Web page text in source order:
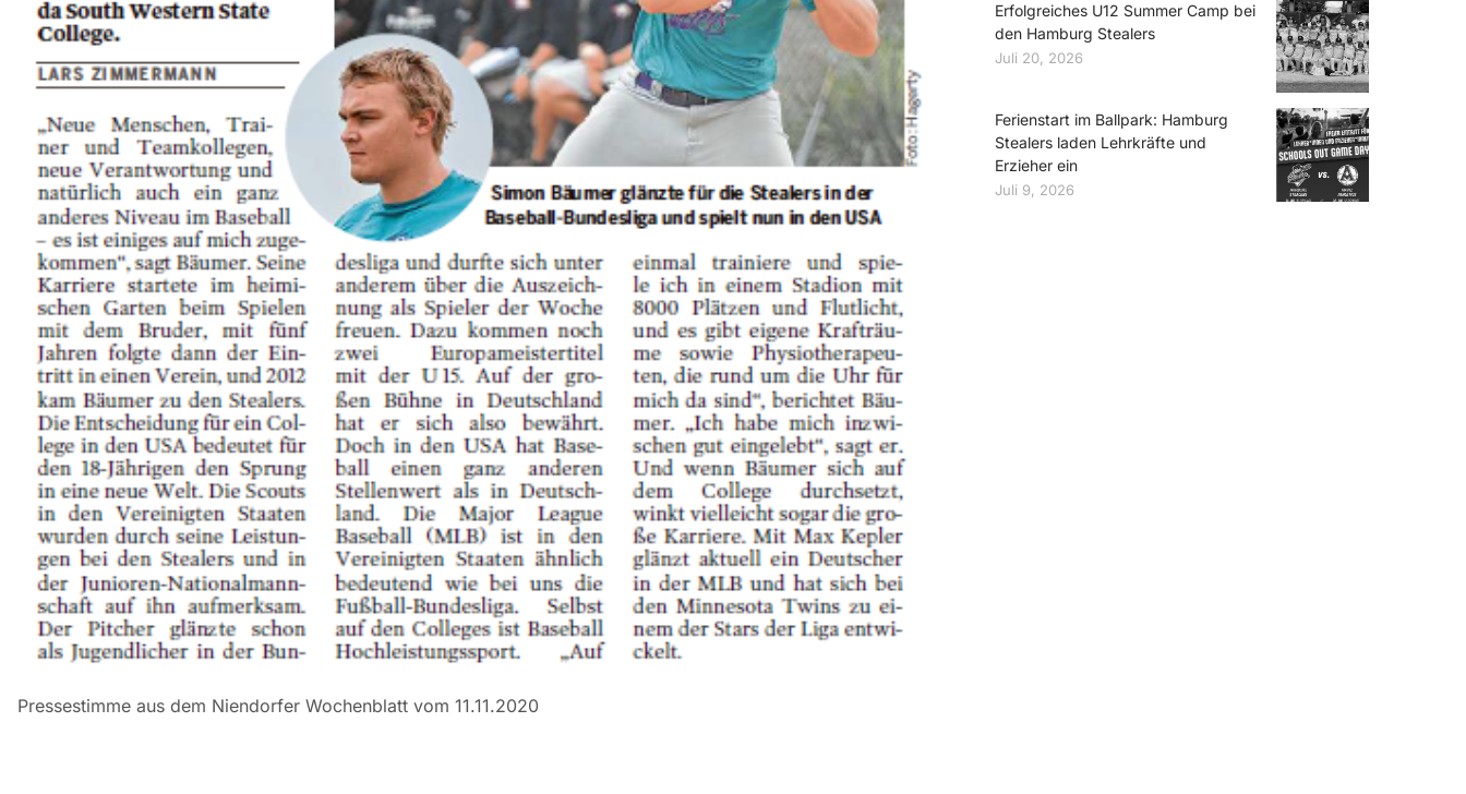
Pressestimme aus dem Niendorfer Wochenblatt vom 11.11.2020
Erfolgreiches U12 Summer Camp bei
den Hamburg Stealers
Juli 20, 2026
Ferienstart im Ballpark: Hamburg
Stealers laden Lehrkräfte und
Erzieher ein
Juli 9, 2026